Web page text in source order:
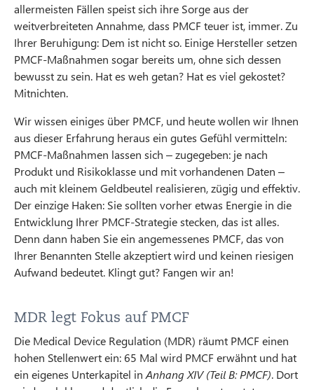
allermeisten Fällen speist sich ihre Sorge aus der
weitverbreiteten Annahme, dass PMCF teuer ist, immer. Zu
Ihrer Beruhigung: Dem ist nicht so. Einige Hersteller setzen
PMCF-Maßnahmen sogar bereits um, ohne sich dessen
bewusst zu sein. Hat es weh getan? Hat es viel gekostet?
Mitnichten.
Wir wissen einiges über PMCF, und heute wollen wir Ihnen
aus dieser Erfahrung heraus ein gutes Gefühl vermitteln:
PMCF-Maßnahmen lassen sich – zugegeben: je nach
Produkt und Risikoklasse und mit vorhandenen Daten –
auch mit kleinem Geldbeutel realisieren, zügig und effektiv.
Der einzige Haken: Sie sollten vorher etwas Energie in die
Entwicklung Ihrer PMCF-Strategie stecken, das ist alles.
Denn dann haben Sie ein angemessenes PMCF, das von
Ihrer Benannten Stelle akzeptiert wird und keinen riesigen
Aufwand bedeutet. Klingt gut? Fangen wir an!
MDR legt Fokus auf PMCF
Die Medical Device Regulation (MDR) räumt PMCF einen
hohen Stellenwert ein: 65 Mal wird PMCF erwähnt und hat
ein eigenes Unterkapitel in Anhang XIV (Teil B: PMCF). Dort